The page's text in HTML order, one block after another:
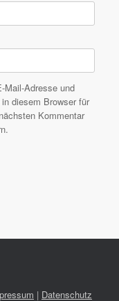
Mail-Adresse und
diesem Browser für
Kommentar
| Datenschutz